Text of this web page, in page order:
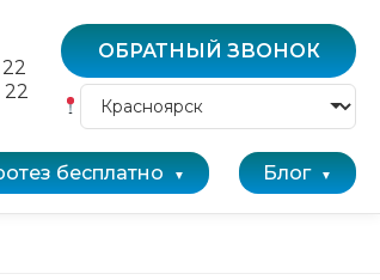
ОБРАТНЫЙ ЗВОНОК
бесплатно Блог